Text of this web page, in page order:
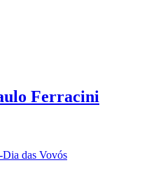
Ferracini
das Vovós